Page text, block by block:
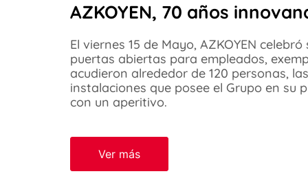
AZKOYEN, 70 años
El viernes 15 de Mayo, AZKOYEN
puertas abiertas para empleados,
acudieron alrededor de 120 personas,
instalaciones que posee el Grupo en su
con un aperitivo.
Ver más